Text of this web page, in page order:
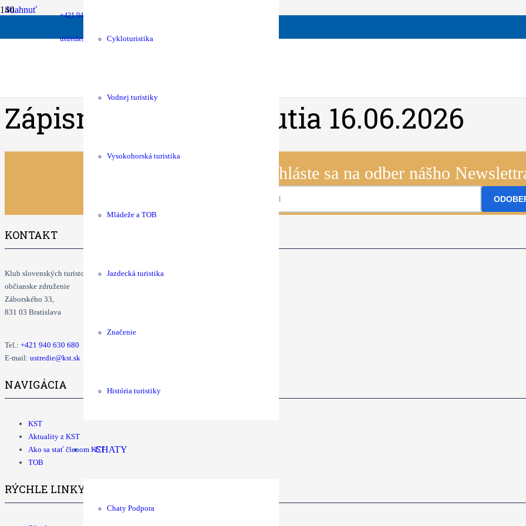
+421 940 630 680
ustredie@kst.sk Cykloturistika
Vodnej turistiky
Vysokohorská turistika
Mládeže a TOB
Jazdecká turistika
Značenie
História turistiky
CHATY
Chaty Podpora
Stiahnuť
Veľkosť súboru
6.59 MB
Zápisnica zo zasadnutia 16.06.2026
Prihláste sa na odber nášho
KONTAKT
Klub slovenských turistov
občianske združenie
Záborského 33,
831 03 Bratislava
Tel.: +421 940 630 680
E-mail: ustredie@kst.sk
NAVIGÁCIA
KST
Aktuality z KST
Ako sa stať členom KST
TOB
RÝCHLE LINKY